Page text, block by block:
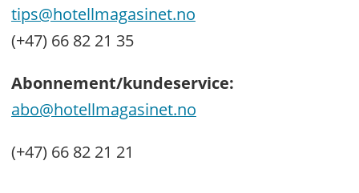
tips@hotellmagasinet.no
(+47) 66 82 21 35
Abonnement/kundeservice:
abo@hotellmagasinet.no
(+47) 66 82 21 21